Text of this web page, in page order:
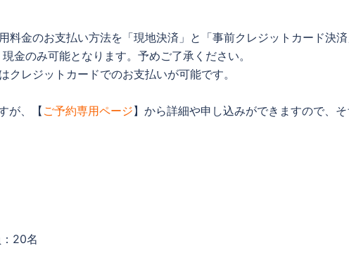
料金のお支払い方法を「現地決済」と「事前クレジットカード決
金のみ可能となります。予めご了承ください。
レジットカードでのお支払いが可能です。
が、【 ご予約専用ページ】から詳細や申し込みができますので、
20名